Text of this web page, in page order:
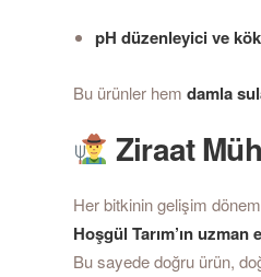
pH düzenleyici ve
Bu ürünler hem damla
Ziraat
Her bitkinin gelişim
Hoşgül Tarım’ın uzman
Bu sayede doğru ürün,